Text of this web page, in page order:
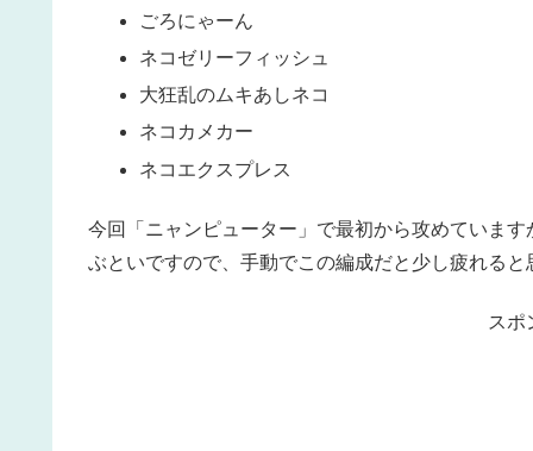
ごろにゃーん
ネコゼリーフィッシュ
大狂乱のムキあしネコ
ネコカメカー
ネコエクスプレス
今回「ニャンピューター」で最初から攻めていま
ぶといですので、手動でこの編成だと少し疲れると
スポ